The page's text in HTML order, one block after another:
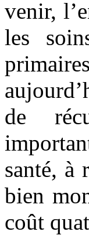
venir,
les
de
santé, à
bien
coût